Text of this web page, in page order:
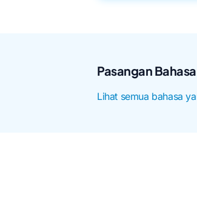
Pasangan
Lihat semua bahasa